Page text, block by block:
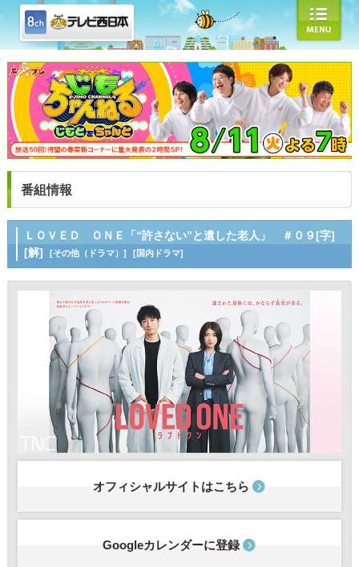
番組情報
ＬＯＶＥＤ ＯＮＥ「“許さない”と遺した老人」 ＃０９[字]
[解]
[その他（ドラマ）] [国内ドラマ]
オフィシャルサイトはこちら
Googleカレンダーに登録